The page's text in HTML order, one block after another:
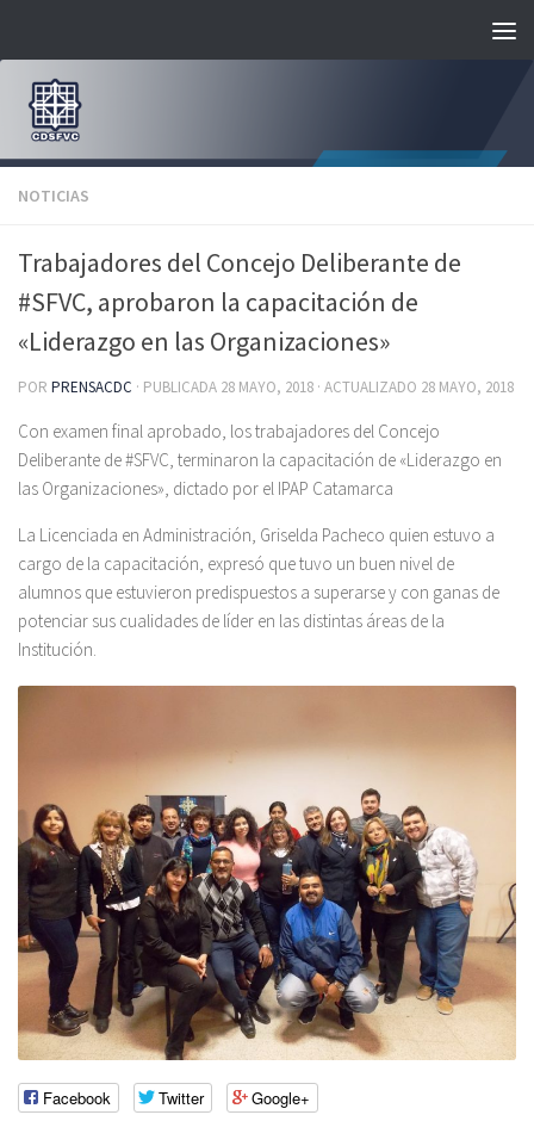
NOTICIAS
Trabajadores del Concejo Deliberante de
#SFVC, aprobaron la capacitación de
«Liderazgo en las Organizaciones»
POR PRENSACDC · PUBLICADA 28 MAYO, 2018 · ACTUALIZADO 28 MAYO, 2018
Con examen final aprobado, los trabajadores del Concejo
Deliberante de #SFVC, terminaron la capacitación de «Liderazgo en
las Organizaciones», dictado por el IPAP Catamarca
La Licenciada en Administración, Griselda Pacheco quien estuvo a
cargo de la capacitación, expresó que tuvo un buen nivel de
alumnos que estuvieron predispuestos a superarse y con ganas de
potenciar sus cualidades de líder en las distintas áreas de la
Institución.
Facebook Twitter Google+